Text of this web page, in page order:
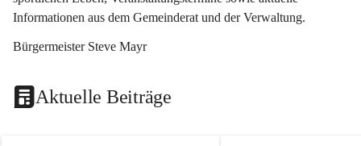
Informationen aus dem Gemeinderat und der Verwaltung.
Bürgermeister Steve Mayr
Aktuelle Beiträge